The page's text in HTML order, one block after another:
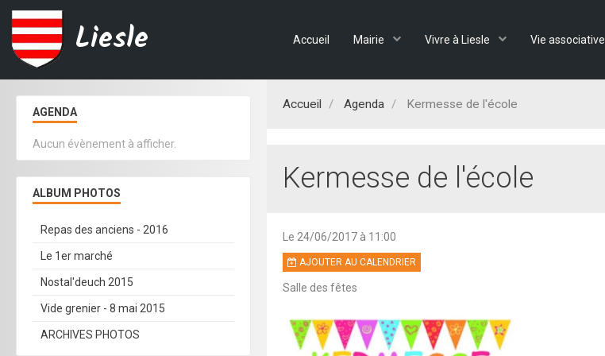
Liesle Accueil Mairie Vivre à Liesle Vie associative
Accueil Agenda Kermesse de l'école
Kermesse de l'école
Le 24/06/2017 à 11:00
AJOUTER AU CALENDRIER
Salle des fêtes
AGENDA
Aucun évènement à afficher.
ALBUM PHOTOS
Repas des anciens - 2016
Le 1er marché
Nostal'deuch 2015
Vide grenier - 8 mai 2015
ARCHIVES PHOTOS